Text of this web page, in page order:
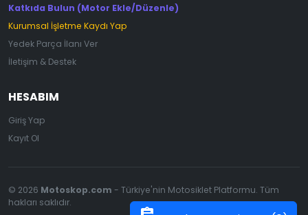
Katkıda Bulun (Motor Ekle/Düzenle)
Kurumsal İşletme Kaydı Yap
Yedek Parça İlanı Ver
İletişim & Destek
HESABIM
Giriş Yap
Kayıt Ol
© 2026 Motoskop.com - Türkiye'nin Motosiklet Platformu. Tüm
hakları saklıdır.